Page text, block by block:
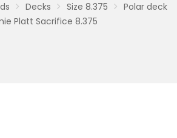
Decks Size 8.375
Polar deck
Platt Sacrifice 8.375